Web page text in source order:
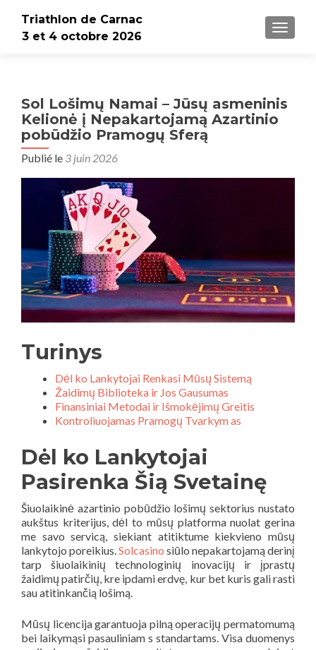
Triathlon de Carnac
3 et 4 octobre 2026
Sol Lošimų Namai – Jūsų asmeninis
Kelionė į Nepakartojamą Azartinio
pobūdžio Pramogų Sferą
Publié le 3 juin 2026
Turinys
Dėl ko Lankytojai Renkasi Mūsų Sistemą
Žaidimų Biblioteka ir Jos Gausumas
Finansiniai Metodai ir Išmokėjimų Greitis
Kontroliuojamas Pramogų Tvarkym as
Dėl ko Lankytojai
Pasirenka Šią Svetainę
Šiuolaikinė azartinio pobūdžio lošimų sektorius nustato
aukštus kriterijus, dėl to mūsų platforma nuolat gerina
me savo servicą, siekiant atitiktume kiekvieno mūsų
lankytojo poreikius. Solcasino siūlo nepakartojamą derinį
tarp šiuolaikinių technologinių inovacijų ir įprastų
žaidimų patirčių, kre ipdami erdvę, kur bet kuris gali rasti
sau atitinkančią lošimą.
Mūsų licencija garantuoja pilną operacijų permatomumą
bei laikymąsi pasauliniam s standartams. Visa duomenys